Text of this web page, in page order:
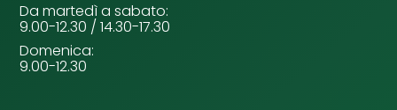
Da martedì a sabato:
9.00-12.30 / 14.30-17.30
Domenica:
9.00-12.30